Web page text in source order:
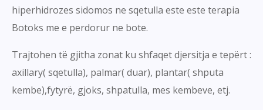
hiperhidrozes sidomos ne sqetulla este este terapia
Botoks me e perdorur ne bote.
Trajtohen të gjitha zonat ku shfaqet djersitja e tepërt :
axillary( sqetulla), palmar( duar), plantar( shputa
kembe),fytyrë, gjoks, shpatulla, mes kembeve, etj.